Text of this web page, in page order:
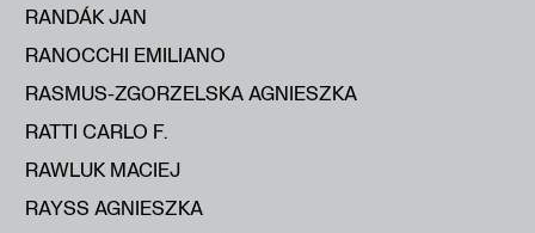
RANDÁK JAN
RANOCCHI EMILIANO
RASMUS-ZGORZELSKA AGNIESZKA
RATTI CARLO F.
RAWLUK MACIEJ
RAYSS AGNIESZKA